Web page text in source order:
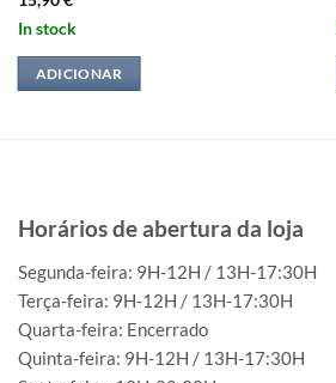
In stock
ADICIONAR
Horários de abertura da loja
Segunda-feira: 9H-12H / 13H-17:30H
Terça-feira: 9H-12H / 13H-17:30H
Quarta-feira: Encerrado
Quinta-feira: 9H-12H / 13H-17:30H